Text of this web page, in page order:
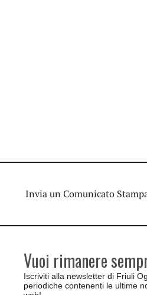
Invia un Comunicato
Vuoi rimanere
Iscriviti alla newsletter di Friuli
periodiche contenenti le ultime